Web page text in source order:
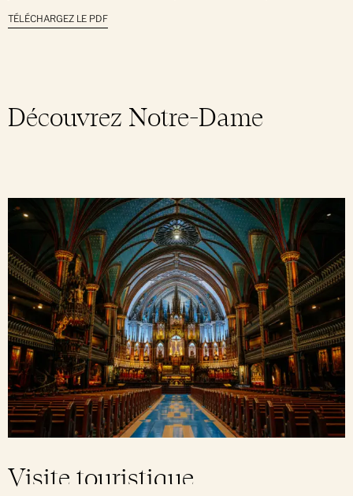
TÉLÉCHARGEZ LE PDF
Découvrez Notre-Dame
Visite touristique